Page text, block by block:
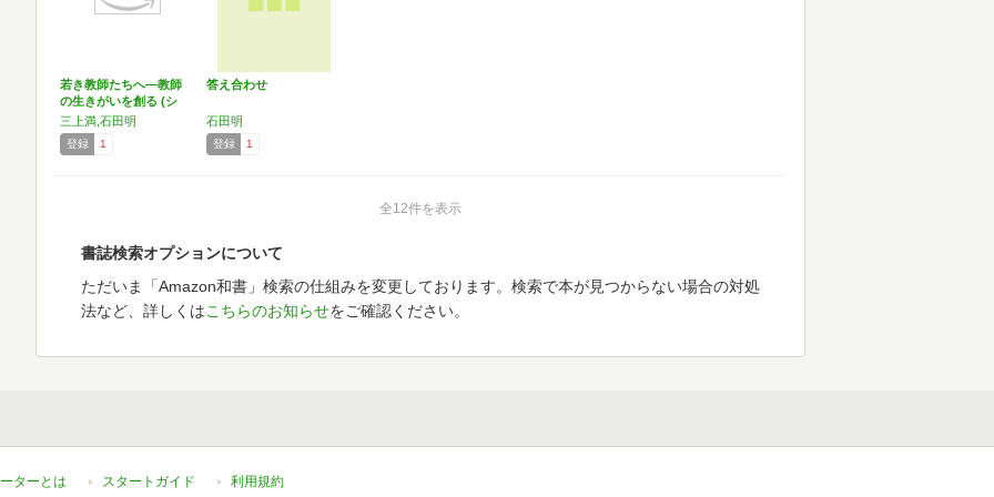
若き教師たちへ―教師
の生きがいを創る (シ
リ…
三上満,石田明
登録 1
答え合わせ
石田明
登録 1
全12件を表示
書誌検索オプションについて
ただいま「Amazon和書」検索の仕組みを変更しております。検索で本が見つからない場合の対処
法など、詳しくはこちらのお知らせをご確認ください。
ターとは スタートガイド 利用規約